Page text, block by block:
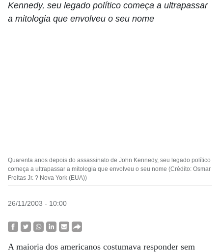
Kennedy, seu legado político começa a ultrapassar
a mitologia que envolveu o seu nome
Quarenta anos depois do assassinato de John Kennedy, seu legado político
começa a ultrapassar a mitologia que envolveu o seu nome (Crédito: Osmar
Freitas Jr. ? Nova York (EUA))
26/11/2003 - 10:00
A maioria dos americanos costumava responder sem